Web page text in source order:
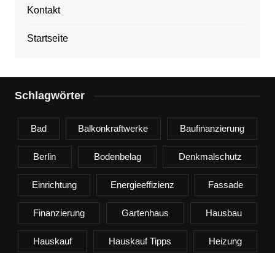
Kontakt
Startseite
Schlagwörter
Bad Balkonkraftwerke Baufinanzierung
Berlin Bodenbelag Denkmalschutz
Einrichtung Energieeffizienz Fassade
Finanzierung Gartenhaus Hausbau
Hauskauf Hauskauf Tipps Heizung